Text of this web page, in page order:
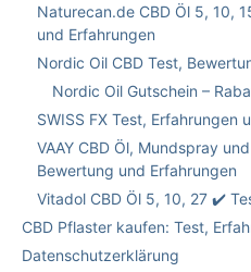
Naturecan.de CBD Öl 5, 10,
und Erfahrungen
Nordic Oil CBD Test,
Nordic Oil Gutschein –
SWISS FX Test, Erfahrungen
VAAY CBD Öl, Mundspray
Bewertung und Erfahrungen
Vitadol CBD Öl 5, 10, 27 ✔️
CBD Pflaster kaufen: Test,
Datenschutzerklärung